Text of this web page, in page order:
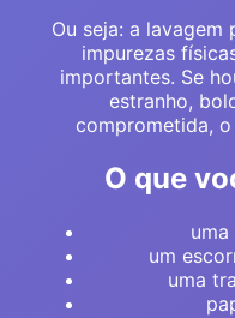
Ou seja: a
impurezas
importantes. Se
estranho,
comprometida,
O que
um
uma